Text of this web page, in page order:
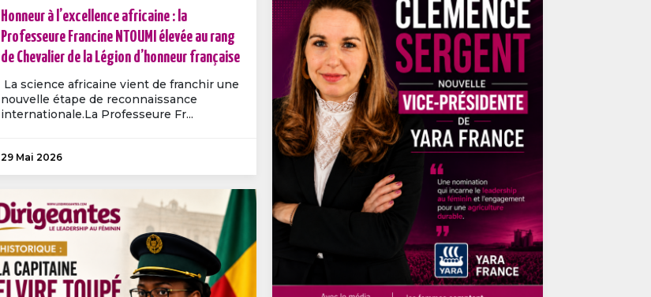
Honneur à l’excellence africaine : la
Professeure Francine NTOUMI élevée au rang
de Chevalier de la Légion d’honneur française
La science africaine vient de franchir une
nouvelle étape de reconnaissance
internationale.La Professeure Fr...
29 Mai 2026